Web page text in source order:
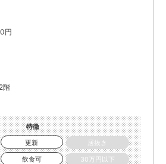
円
階
特徴
更新
居抜き
飲食可
30万円以下